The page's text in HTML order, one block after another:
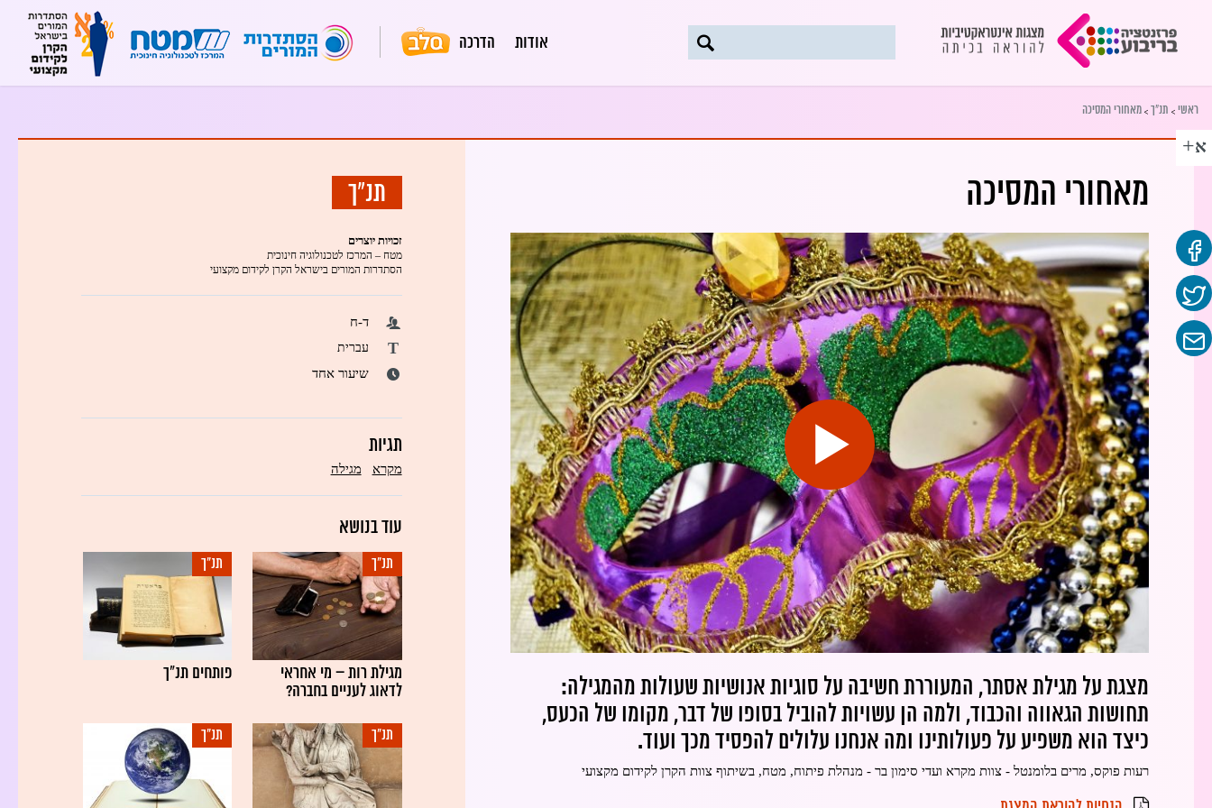
אודות הדרכה
ראשי > תנ"ך > מאחורי המסיכה
מאחורי המסיכה
מצגת על מגילת אסתר, המעוררת חשיבה על סוגיות אנושיות שעולות מהמגילה:
תחושות הגאווה והכבוד, ולמה הן עשויות להוביל בסופו של דבר, מקומו של הכעס,
כיצד הוא משפיע על פעולותינו ומה אנחנו עלולים להפסיד מכך ועוד.
רעות פוקס, מרים בלומנטל - צוות מקרא ועדי סימון בר - מנהלת פיתוח, מטח, בשיתוף צוות הקרן לקידום מקצועי
תנ"ך
זכויות יוצרים
מטח – המרכז לטכנולוגיה חינוכית
הסתדרות המורים בישראל הקרן לקידום מקצועי
ד-ח
T עברית
שיעור אחד
תגיות
מקרא מגילה
עוד בנושא
תנ"ך
מגילת רות – מי אחראי
לדאוג לעניים בחברה?
תנ"ך
פותחים תנ"ך
תנ"ך תנ"ך
א+